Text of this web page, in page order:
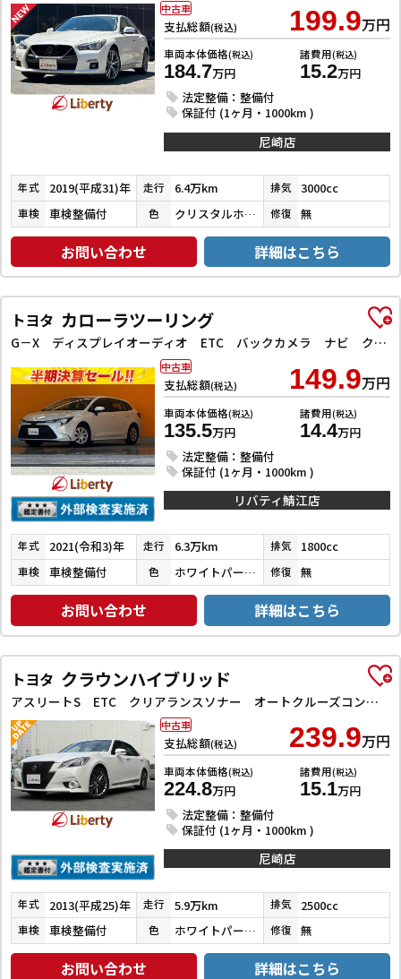
支払総額(税込) 199.9万円
車両本体価格(税込)
184.7万円
諸費用(税込)
15.2万円
法定整備：整備付
保証付 (1ヶ月・1000km )
中古車
尼崎店
年式 2019(平成31)年 走行 6.4万km 排気 3000cc
車検 車検整備付 色 クリスタルホワイトパール３コートパール 修復 無
お問い合わせ 詳細はこちら
トヨタ カローラツーリング
G－X ディスプレイオーディオ ETC バックカメラ ナビ クリアランスソナー オートクルーズコントロール レーンアシスト 衝突被害軽減システム オートマチックハイビーム オートライト LEDヘッドランプ
支払総額(税込) 149.9万円
車両本体価格(税込)
135.5万円
諸費用(税込)
14.4万円
法定整備：整備付
保証付 (1ヶ月・1000km )
中古車
リバティ鯖江店
年式 2021(令和3)年 走行 6.3万km 排気 1800cc
車検 車検整備付 色 ホワイトパールクリスタルシャイン 修復 無
お問い合わせ 詳細はこちら
トヨタ クラウンハイブリッド
アスリートS ETC クリアランスソナー オートクルーズコントロール ナビ アルミホイール HID サンルーフ CVT スマートキー 電動格納ミラー 盗難防止システム 衝突安全ボディ ABS
支払総額(税込) 239.9万円
車両本体価格(税込)
224.8万円
諸費用(税込)
15.1万円
法定整備：整備付
保証付 (1ヶ月・1000km )
中古車
尼崎店
年式 2013(平成25)年 走行 5.9万km 排気 2500cc
車検 車検整備付 色 ホワイトパールクリスタルシャイン 修復 無
お問い合わせ 詳細はこちら